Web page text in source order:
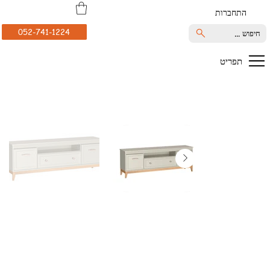
052-741-1224
תפריט
התחברות
חיפוש ...